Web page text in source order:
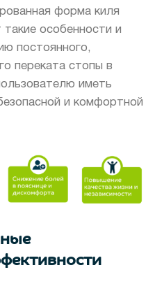
форма киля
такие особенности и
постоянного,
переката стопы в
иметь
и комфортной